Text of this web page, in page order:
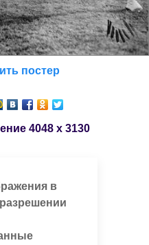
постер
4048 x 3130
в